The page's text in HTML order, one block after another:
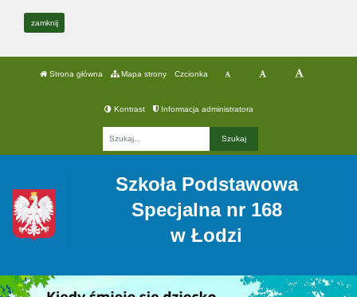
zamknij
Strona główna Mapa strony Czcionka
Kontrast Informacja administratora
Szkoła Podstawowa
Specjalna nr 168
w Łodzi